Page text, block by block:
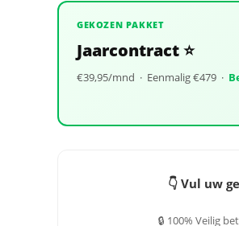
GEKOZEN PAKKET
Jaarcontract ⭐
€39,95/mnd · Eenmalig €479 ·
👇 Vul uw
🔒 100% Veilig